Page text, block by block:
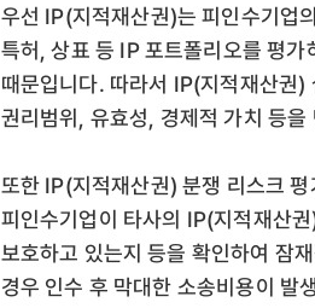
우선 IP(지적재산권)는 피인수기업
특허, 상표 등 IP 포트폴리오를 평가
때문입니다. 따라서 IP(지적재산권)
권리범위, 유효성, 경제적 가치 등
또한 IP(지적재산권) 분쟁 리스크
피인수기업이 타사의 IP(지적재산
보호하고 있는지 등을 확인하여 잠
경우 인수 후 막대한 소송비용이 발